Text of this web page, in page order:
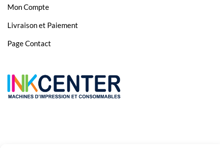
Mon Compte
Livraison et Paiement
Page Contact